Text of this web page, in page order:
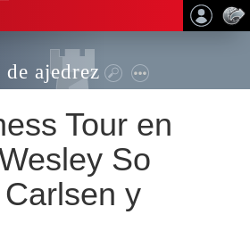
ajedrez
Tour en
So
y